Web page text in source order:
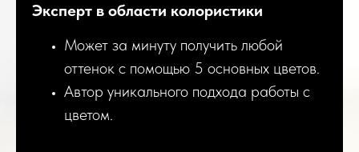
Эксперт в области колористики
Может за минуту получить любой
оттенок с помощью 5 основных цветов.
Автор уникального подхода работы с
цветом.